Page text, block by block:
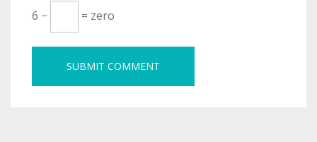
6 − = zero